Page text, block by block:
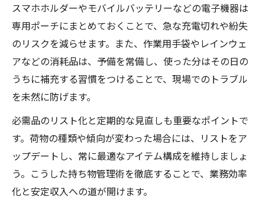
スマホホルダーやモバイルバッテリーなどの電子機器は
専用ポーチにまとめておくことで、急な充電切れや紛失
のリスクを減らせます。また、作業用手袋やレインウェ
アなどの消耗品は、予備を常備し、使った分はその日の
うちに補充する習慣をつけることで、現場でのトラブル
を未然に防げます。
必需品のリスト化と定期的な見直しも重要なポイントで
す。荷物の種類や傾向が変わった場合には、リストをア
ップデートし、常に最適なアイテム構成を維持しましょ
う。こうした持ち物管理術を徹底することで、業務効率
化と安定収入への道が開けます。